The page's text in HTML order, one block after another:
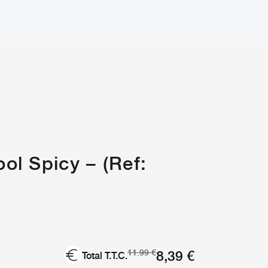
Spicy – (Ref:
Total T.T.C.11.99€Le
8,39 €Le